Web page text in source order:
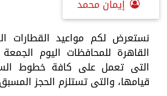
إيمان محمد
نستعرض لكم مواعيد القطارات
التى تعمل على كافة خطوط
قيامها، والتى تستلزم الحجز